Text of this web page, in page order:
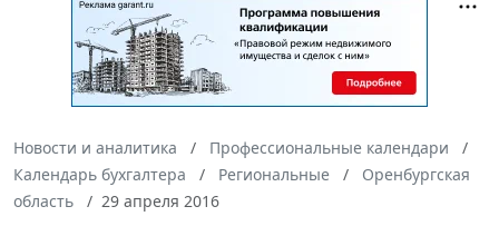
Новости и аналитика
Профессиональные календари
Календарь бухгалтера
Региональные
Оренбургская
область
29 апреля 2016